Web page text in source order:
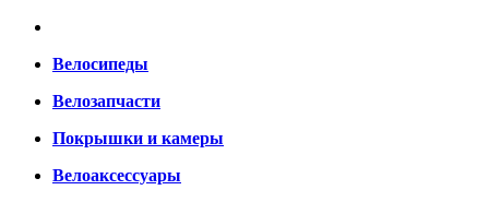
Велосипеды
Велозапчасти
Покрышки и камеры
Велоаксессуары